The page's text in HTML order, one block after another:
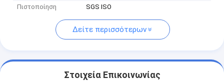
Πιστοποίηση
SGS ISO
Δείτε περισσότερων
Στοιχεία Επικοινωνίας